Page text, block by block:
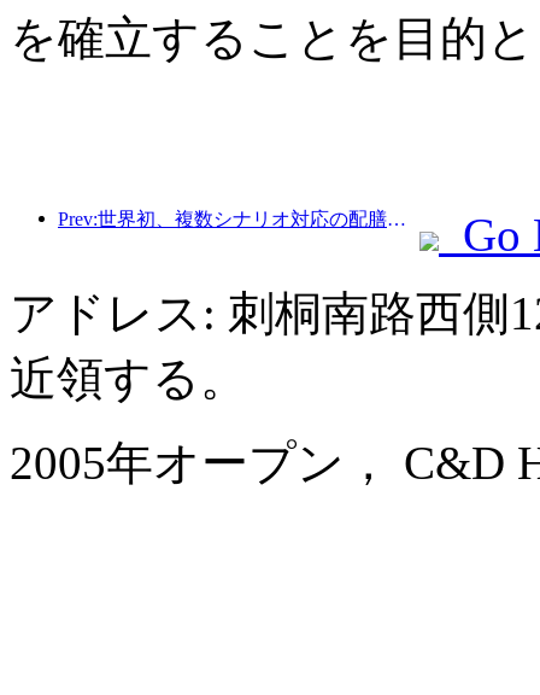
を確立することを目的
Prev:世界初、複数シナリオ対応の配膳サービスに特化したヒューマノイドロボットが公開
Go
アドレス: 刺桐南路西側
近領する。
2005年オープン， C&D